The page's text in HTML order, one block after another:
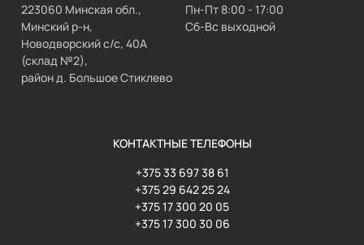
223060 Минская обл.,
Минский р-н,
Новодворский с/с, 40А
(склад №2),
район д. Большое Стиклево
Пн-Пт 8:00 - 17:00
Сб-Вс выходной
КОНТАКТНЫЕ ТЕЛЕФОНЫ
+375 33 697 38 61
+375 29 642 25 24
+375 17 300 20 05
+375 17 300 30 06